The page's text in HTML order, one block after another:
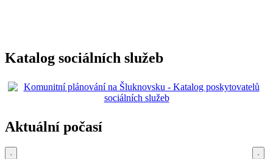
Katalog sociálních služeb
Aktuální počasí